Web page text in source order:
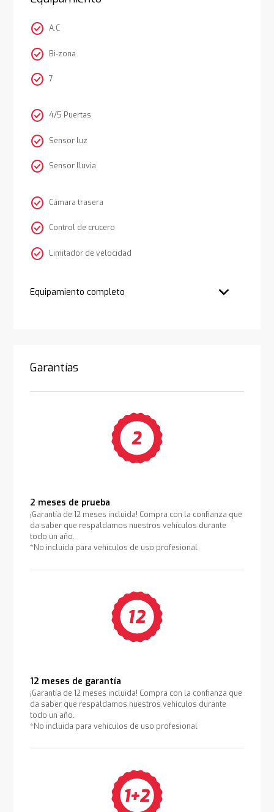
check_circle A.C
check_circle Bi-zona
check_circle 7
check_circle 4/5 Puertas
check_circle Sensor luz
check_circle Sensor lluvia
check_circle Cámara trasera
check_circle Control de crucero
check_circle Limitador de velocidad
Equipamiento completo
Garantías
2 meses de prueba
¡Garantía de 12 meses incluida! Compra con la confianza que
da saber que respaldamos nuestros vehículos durante
todo un año.
*No incluida para vehículos de uso profesional
12 meses de garantía
¡Garantía de 12 meses incluida! Compra con la confianza que
da saber que respaldamos nuestros vehículos durante
todo un año.
*No incluida para vehículos de uso profesional